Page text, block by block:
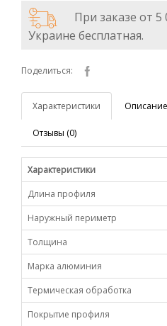
При заказе от 5
Украине бесплатная.
Поделиться:
Характеристики Описание
Отзывы (0)
Характеристики
Длина профиля
Наружный периметр
Толщина
Марка алюминия
Термическая обработка
Покрытие профиля